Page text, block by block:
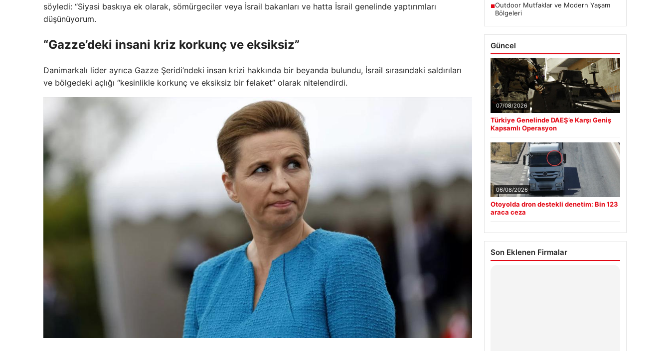
söyledi: “Siyasi baskıya ek olarak, sömürgeciler veya İsrail bakanları ve hatta İsrail genelinde yaptırımları
düşünüyorum.
“Gazze’deki insani kriz korkunç ve eksiksiz”
Danimarkalı lider ayrıca Gazze Şeridi’ndeki insan krizi hakkında bir beyanda bulundu, İsrail sırasındaki saldırıları
ve bölgedeki açlığı “kesinlikle korkunç ve eksiksiz bir felaket” olarak nitelendirdi.
■Outdoor Mutfaklar ve Modern Yaşam
Bölgeleri
Güncel
07/08/2026
Türkiye Genelinde DAEŞ’e Karşı Geniş
Kapsamlı Operasyon
06/08/2026
Otoyolda dron destekli denetim: Bin 123
araca ceza
Son Eklenen Firmalar